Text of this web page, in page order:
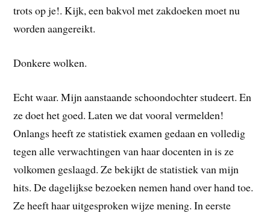
trots op je!. Kijk, een bakvol met zakdoeken moet nu
worden aangereikt.
Donkere wolken.
Echt waar. Mijn aanstaande schoondochter studeert. En
ze doet het goed. Laten we dat vooral vermelden!
Onlangs heeft ze statistiek examen gedaan en volledig
tegen alle verwachtingen van haar docenten in is ze
volkomen geslaagd. Ze bekijkt de statistiek van mijn
hits. De dagelijkse bezoeken nemen hand over hand toe.
Ze heeft haar uitgesproken wijze mening. In eerste